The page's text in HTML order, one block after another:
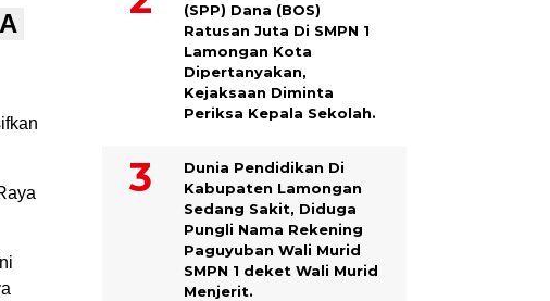
A
(SPP) Dana (BOS)
Ratusan Juta Di SMPN 1
Lamongan Kota
Dipertanyakan,
Kejaksaan Diminta
Periksa Kepala Sekolah.
Dunia Pendidikan Di
Kabupaten Lamongan
Sedang Sakit, Diduga
Pungli Nama Rekening
Paguyuban Wali Murid
SMPN 1 deket Wali Murid
Menjerit.